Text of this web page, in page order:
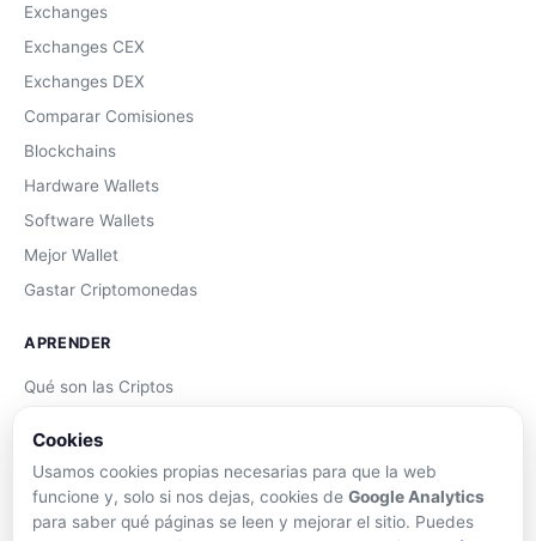
Exchanges
Exchanges CEX
Exchanges DEX
Comparar Comisiones
Blockchains
Hardware Wallets
Software Wallets
Mejor Wallet
Gastar Criptomonedas
APRENDER
Qué son las Criptos
DeFi
Trading
Cookies
Usamos cookies propias necesarias para que la web
funcione y, solo si nos dejas, cookies de Google Analytics
para saber qué páginas se leen y mejorar el sitio. Puedes